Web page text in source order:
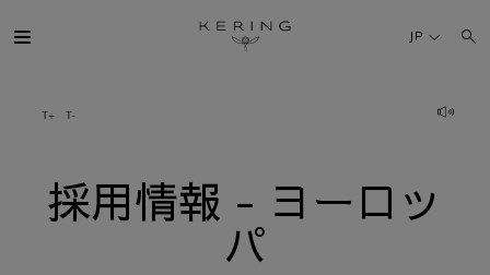
用
情
人材
JP
採用情報 - ヨーロッ
パ